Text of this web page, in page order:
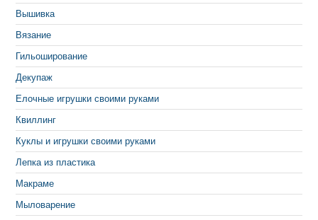
Вышивка
Вязание
Гильоширование
Декупаж
Елочные игрушки своими руками
Квиллинг
Куклы и игрушки своими руками
Лепка из пластика
Макраме
Мыловарение